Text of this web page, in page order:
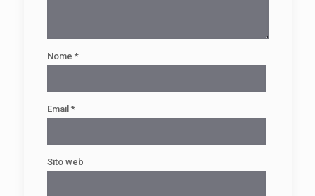
Nome *
Email *
Sito web